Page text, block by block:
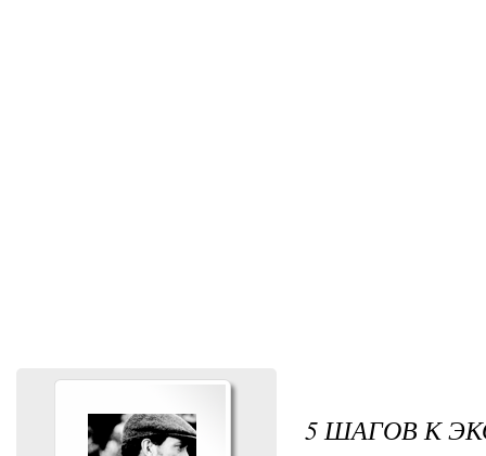
5 ШАГОВ К